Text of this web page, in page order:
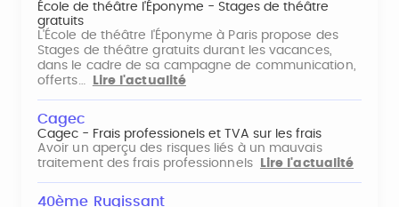
École de théâtre l'Éponyme - Stages de théâtre
gratuits
L'École de théâtre l'Éponyme à Paris propose des
Stages de théâtre gratuits durant les vacances,
dans le cadre de sa campagne de communication,
offerts…
Lire l'actualité
Cagec
Cagec - Frais professionels et TVA sur les frais
Avoir un aperçu des risques liés à un mauvais
traitement des frais professionnels
Lire l'actualité
40ème Rugissant